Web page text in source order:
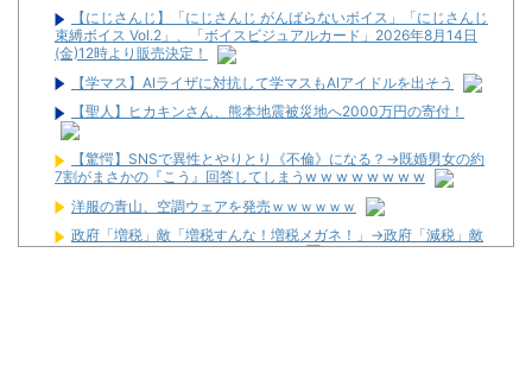
【にじさんじ】「にじさんじ がんばらないボイス」「にじさんじ
束縛ボイス Vol.2」、「ボイスビジュアルカード」2026年8月14日
(金)12時より販売決定！
【学マス】AIライザに対抗して学マスもAIアイドルを出そう
【聖人】ヒカキンさん、熊本地震被災地へ2000万円の寄付！
【驚愕】SNSで異性とやりとり《不倫》になる？→既婚男女の約
7割がまさかの『こう』回答してしまうw w w w w w w w
洋服の青山、空調ウェアを発売ｗｗｗｗｗｗ
政府「増税」敵「増税すんな！増税メガネ！」→政府「減税」敵
「減税すんな！社会保障どうなる！」